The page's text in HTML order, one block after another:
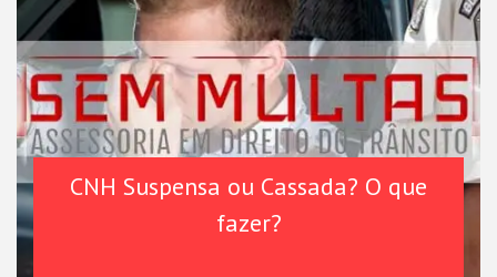
CNH Suspensa ou Cassada? O que
fazer?